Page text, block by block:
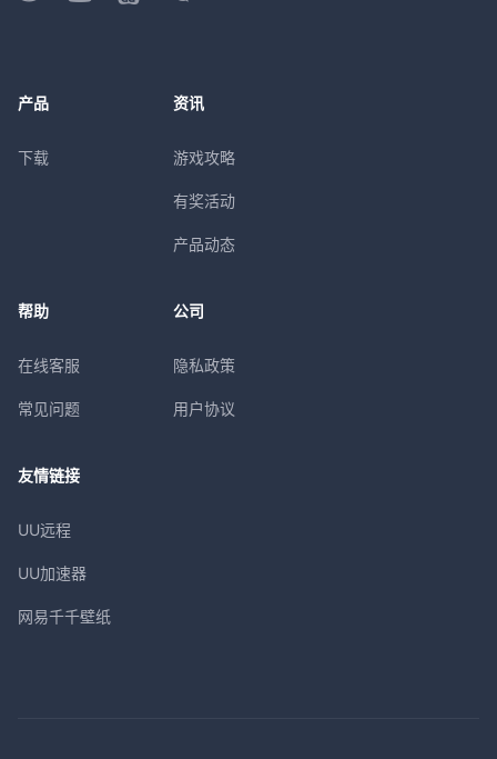
产品
下载
资讯
游戏攻略
有奖活动
产品动态
帮助
在线客服
常见问题
公司
隐私政策
用户协议
友情链接
UU远程
UU加速器
网易千千壁纸